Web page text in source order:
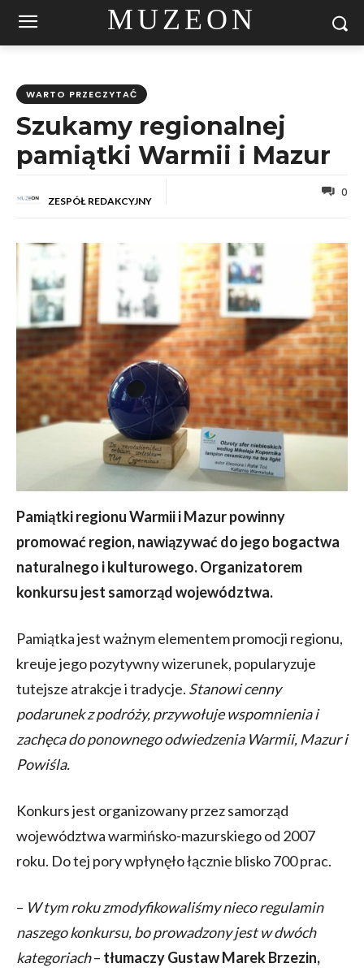
MUZEON
WARTO PRZECZYTAĆ
Szukamy regionalnej
pamiątki Warmii i Mazur
ZESPÓŁ REDAKCYJNY
0
Pamiątki regionu Warmii i Mazur powinny
promować region, nawiązywać do jego bogactwa
naturalnego i kulturowego. Organizatorem
konkursu jest samorząd województwa.
Pamiątka jest ważnym elementem promocji regionu,
kreuje jego pozytywny wizerunek, popularyzuje
tutejsze atrakcje i tradycje. Stanowi cenny
podarunek zpodróży,przywołuje wspomnienia i
zachęca do ponownego odwiedzenia Warmii, Mazur i
Powiśla.
Konkurs jest organizowany przez samorząd
województwa warmińsko-mazurskiego od 2007
roku. Do tej pory wpłynęło łącznie blisko 700 prac.
– W tym roku zmodyfikowaliśmy nieco regulamin
naszego konkursu, bo prowadzony jest w dwóch
kategoriach– tłumaczy Gustaw Marek Brzezin,